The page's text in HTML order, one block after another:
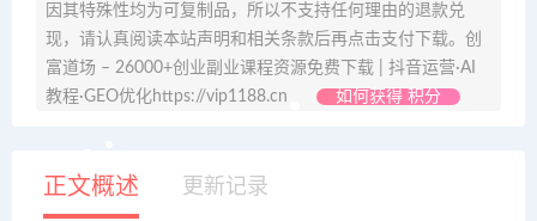
因其特殊性均为可复制品，所以不支持任何理由的退款兑
现，请认真阅读本站声明和相关条款后再点击支付下载。创
富道场 – 26000+创业副业课程资源免费下载 | 抖音运营·AI
教程·GEO优化https://vip1188.cn
如何获得 积分
正文概述 更新记录